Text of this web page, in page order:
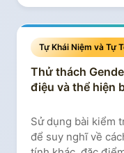
Tự Khái Niệm và Tự
Thử thách
điệu và thể hiện
Sử dụng bài kiểm
để suy nghĩ về